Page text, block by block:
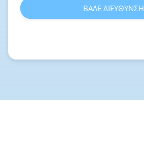
ΒΑΛΕ ΔΙΕΥΘΥΝΣΗ